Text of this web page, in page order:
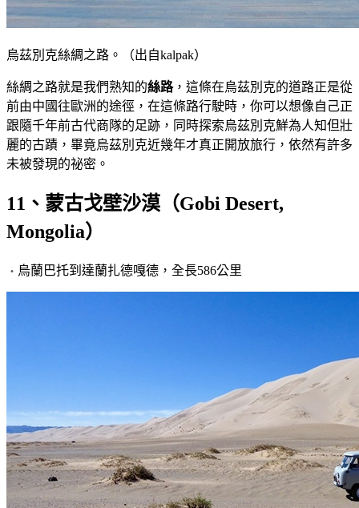
烏茲別克絲綢之路。（出自kalpak）
絲綢之路就是我們熟知的絲路，這條在烏茲別克的道路正是從
前由中國往歐洲的途徑，在這條路行駛時，你可以想像自己正
跟隨千年前古代商隊的足跡，同時探索烏茲別克鮮為人知但壯
麗的古蹟，畢竟烏茲別克近幾年才真正開放旅行，依然有許多
未被發現的祕密。
11、蒙古戈壁沙漠（Gobi Desert,
Mongolia）
・ 烏蘭巴托到達蘭扎德嘎德，全長586公里